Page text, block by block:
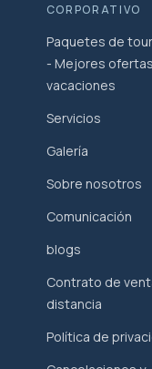
CORPORATIVO
Paquetes de
- Mejores
vacaciones
Servicios
Galería
Sobre nosotros
Comunicación
blogs
Contrato de
distancia
Política de